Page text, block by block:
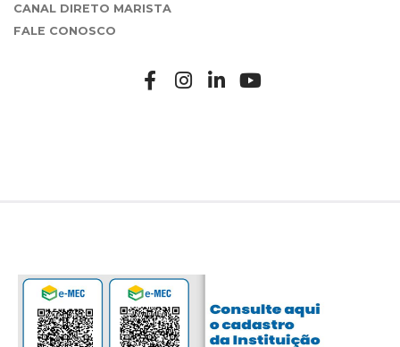
CANAL DIRETO MARISTA
FALE CONOSCO